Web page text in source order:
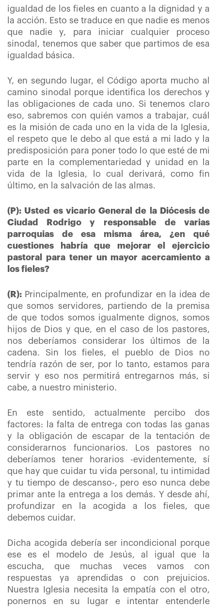
igualdad de los fieles en cuanto a la dignidad y a
la acción. Esto se traduce en que nadie es menos
que nadie y, para iniciar cualquier proceso
sinodal, tenemos que saber que partimos de esa
igualdad básica.
Y, en segundo lugar, el Código aporta mucho al
camino sinodal porque identifica los derechos y
las obligaciones de cada uno. Si tenemos claro
eso, sabremos con quién vamos a trabajar, cuál
es la misión de cada uno en la vida de la Iglesia,
el respeto que le debo al que está a mi lado y la
predisposición para poner todo lo que esté de mi
parte en la complementariedad y unidad en la
vida de la Iglesia, lo cual derivará, como fin
último, en la salvación de las almas.
(P): Usted es vicario General de la Diócesis de
Ciudad Rodrigo y responsable de varias
parroquias de esa misma área, ¿en qué
cuestiones habría que mejorar el ejercicio
pastoral para tener un mayor acercamiento a
los fieles?
(R): Principalmente, en profundizar en la idea de
que somos servidores, partiendo de la premisa
de que todos somos igualmente dignos, somos
hijos de Dios y que, en el caso de los pastores,
nos deberíamos considerar los últimos de la
cadena. Sin los fieles, el pueblo de Dios no
tendría razón de ser, por lo tanto, estamos para
servir y eso nos permitirá entregarnos más, si
cabe, a nuestro ministerio.
En este sentido, actualmente percibo dos
factores: la falta de entrega con todas las ganas
y la obligación de escapar de la tentación de
considerarnos funcionarios. Los pastores no
deberíamos tener horarios -evidentemente, sí
que hay que cuidar tu vida personal, tu intimidad
y tu tiempo de descanso-, pero eso nunca debe
primar ante la entrega a los demás. Y desde ahí,
profundizar en la acogida a los fieles, que
debemos cuidar.
Dicha acogida debería ser incondicional porque
ese es el modelo de Jesús, al igual que la
escucha, que muchas veces vamos con
respuestas ya aprendidas o con prejuicios.
Nuestra Iglesia necesita la empatía con el otro,
ponernos en su lugar e intentar entenderle